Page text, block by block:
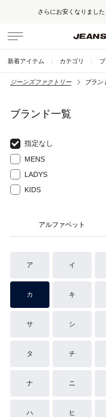
さらにお安くなりまし
新着アイテム カテゴリ
ジーンズファクトリー ブラン
ブランド一覧
指定なし
MENS
LADYS
KIDS
アルファベット
ア イ
カ キ
サ シ
タ チ
ナ ニ
ハ ヒ